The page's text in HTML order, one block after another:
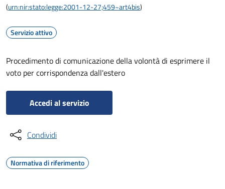
(urn:nir:stato:legge:2001-12-27;459~art4bis)
Servizio attivo
Procedimento di comunicazione della volontà di esprimere il
voto per corrispondenza dall'estero
Accedi al servizio
Condividi
Normativa di riferimento